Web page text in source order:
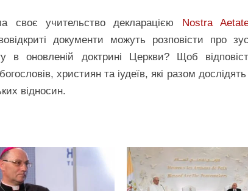
своє учительство декларацією Nostra
документи можуть розповісти про
в оновленій доктрині Церкви? Щоб
християн та іудеїв, які разом дослідять
відносин.